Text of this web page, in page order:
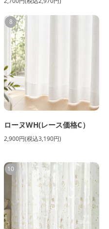
8
ローヌWH(レース価格C）
2,900円(税込3,190円)
10